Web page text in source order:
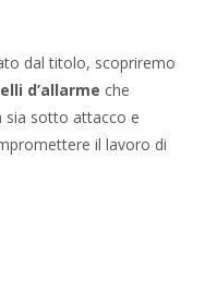
dal titolo, scopriremo
d’allarme che
sia sotto attacco e
il lavoro di